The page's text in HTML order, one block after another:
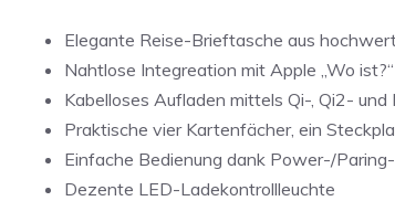
Elegante Reise-Brieftasche aus
Nahtlose Integreation mit Apple „Wo
Kabelloses Aufladen mittels Qi-, Qi2-
Praktische vier Kartenfächer, ein
Einfache Bedienung dank Power-/
Dezente LED-Ladekontrollleuchte